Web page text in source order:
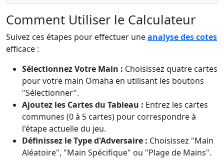
Comment Utiliser le Calculateur
Suivez ces étapes pour effectuer uneanalyse des cotes
efficace :
Sélectionnez Votre Main : Choisissez quatre cartes
pour votre main Omaha en utilisant les boutons
"Sélectionner".
Ajoutez les Cartes du Tableau : Entrez les cartes
communes (0 à 5 cartes) pour correspondre à
l'étape actuelle du jeu.
Définissez le Type d'Adversaire : Choisissez "Main
Aléatoire", "Main Spécifique" ou "Plage de Mains".